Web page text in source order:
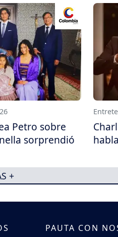
Petro sobre
sorprendió
+
PAUTA CON